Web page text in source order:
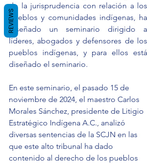
de la jurisprudencia con relación a los
pueblos y comunidades indígenas, ha
diseñado un seminario dirigido a
líderes, abogados y defensores de los
pueblos indígenas, y para ellos está
diseñado el seminario.
En este seminario, el pasado 15 de
noviembre de 2024, el maestro Carlos
Morales Sánchez, presidente de Litigio
Estratégico Indígena A.C., analizó
diversas sentencias de la SCJN en las
que este alto tribunal ha dado
contenido al derecho de los pueblos
REVIEWS